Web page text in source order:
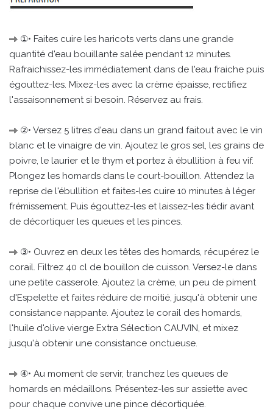
①• Faites cuire les haricots verts dans une grande
quantité d'eau bouillante salée pendant 12 minutes.
Rafraichissez-les immédiatement dans de l'eau fraiche puis
égouttez-les. Mixez-les avec la crème épaisse, rectifiez
l'assaisonnement si besoin. Réservez au frais.
②• Versez 5 litres d'eau dans un grand faitout avec le vin
blanc et le vinaigre de vin. Ajoutez le gros sel, les grains de
poivre, le laurier et le thym et portez à ébullition à feu vif.
Plongez les homards dans le court-bouillon. Attendez la
reprise de l'ébullition et faites-les cuire 10 minutes à léger
frémissement. Puis égouttez-les et laissez-les tiédir avant
de décortiquer les queues et les pinces.
③• Ouvrez en deux les têtes des homards, récupérez le
corail. Filtrez 40 cl de bouillon de cuisson. Versez-le dans
une petite casserole. Ajoutez la crème, un peu de piment
d'Espelette et faites réduire de moitié, jusqu'à obtenir une
consistance nappante. Ajoutez le corail des homards,
l'huile d'olive vierge Extra Sélection CAUVIN, et mixez
jusqu'à obtenir une consistance onctueuse.
④• Au moment de servir, tranchez les queues de
homards en médaillons. Présentez-les sur assiette avec
pour chaque convive une pince décortiquée.